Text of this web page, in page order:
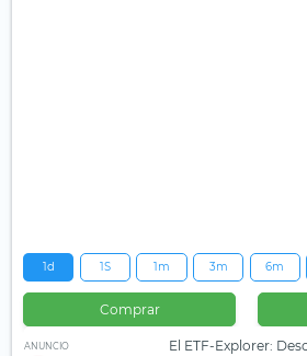
1d 1S 1m 3m 6m
Comprar
ANUNCIO
El ETF-Explorer: